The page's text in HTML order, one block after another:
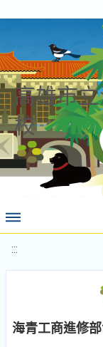
高雄市
校
:::
海青工商進修